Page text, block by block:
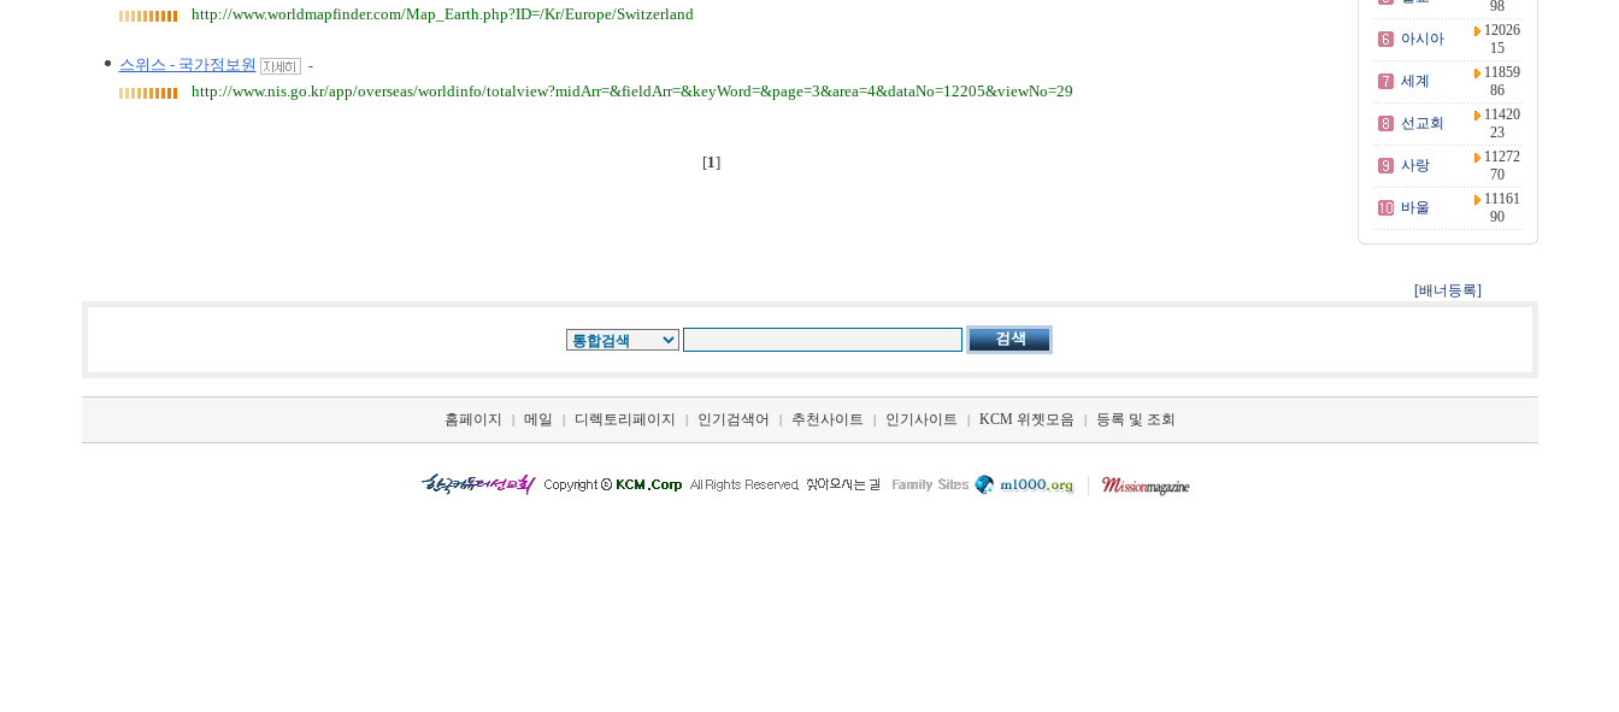
http://www.worldmapfinder.com/Map_Earth.php?ID=/Kr/Europe/Switzerland
스위스 - 국가정보원 -
http://www.nis.go.kr/app/overseas/worldinfo/totalview?midArr=&fieldArr=&keyWord=&page=3&area=4&dataNo=12205&viewNo=29
[1]
98
아시아
12026
15
세계
11859
86
선교회
11420
23
사랑
11272
70
바울
11161
90
[배너등록]
홈페이지 | 메일 | 디렉토리페이지 | 인기검색어 | 추천사이트 | 인기사이트 | KCM 위젯모음 | 등록 및 조회